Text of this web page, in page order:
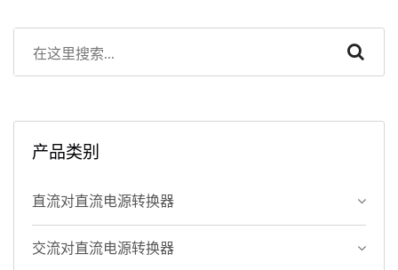
产品类别
直流对直流电源转换器
交流对直流电源转换器